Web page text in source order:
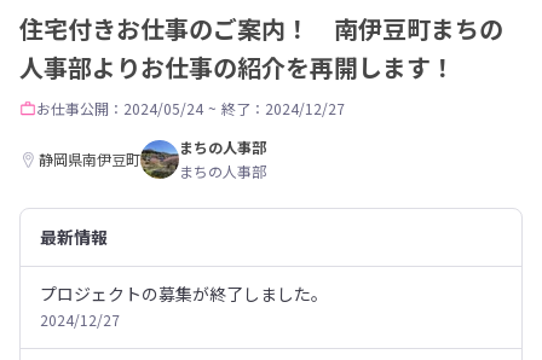
住宅付きお仕事のご案内！ 南伊豆町まちの
人事部よりお仕事の紹介を再開します！
お仕事公開：2024/05/24 ~ 終了：2024/12/27
静岡県南伊豆町
まちの人事部
まちの人事部
最新情報
プロジェクトの募集が終了しました。
2024/12/27